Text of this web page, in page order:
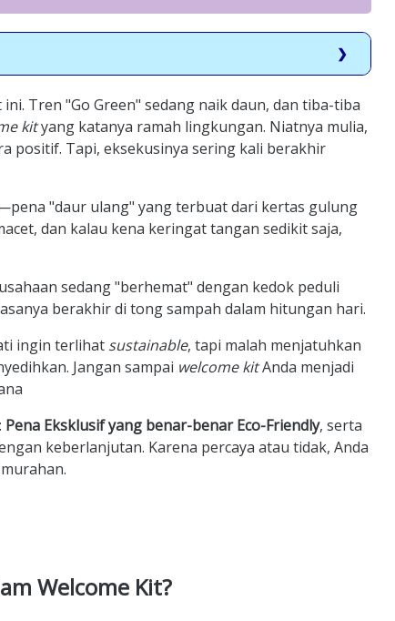
Tren "Go Green" sedang naik daun, dan tiba-tiba
kityang katanya ramah lingkungan. Niatnya mulia,
positif. Tapi, eksekusinya sering kali berakhir
"daur ulang" yang terbuat dari kertas gulung
dan kalau kena keringat tangan sedikit saja,
sedang "berhemat" dengan kedok peduli
berakhir di tong sampah dalam hitungan hari.
ingin terlihat sustainable, tapi malah menjatuhkan
Jangan sampai welcome kitAnda menjadi
Pena Eksklusif yang benar-benar Eco-Friendly, serta
keberlanjutan. Karena percaya atau tidak, Anda
Welcome Kit?